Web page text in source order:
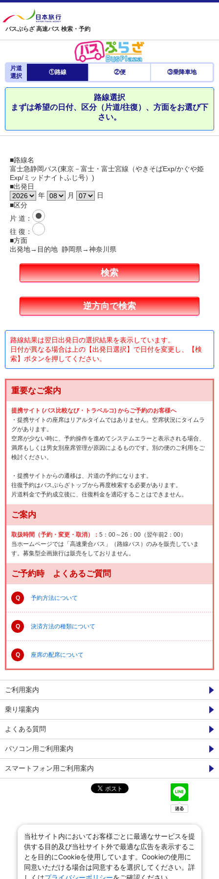
バスぷらざ 高速バス 検索・予約
片道
選択
①路線 ②便 ③乗降車地
路線選択
まずは希望の日付、区分（片道/往復）、方面をお選び下
さい。
■路線名
富士急静岡バス(東京－富士・富士宮線（やきそばExp/かぐや姫
Exp/ミッドナイトふじ号）)
■出発日
年
月
日
■区分
片 道 ：
往 復 ：
■方面
出発地→目的地 静岡県→神奈川県
路線結果は翌日出発日の選択結果を表示しています。
日付が異なる場合は上の【出発日選択】で日付を変更し、【検
索】ボタンを押してください。
重要なご案内
提携サイト (バス比較なび・トラベルコ) からご予約のお客様へ
・提携サイトの座席はリアルタイムではありません。空席状況にタイムラ
グがあります。
空席が少ない時に、予約操作を進めてシステムエラーと表示される場合、
満席もしくは男女別座席管理が原因によるものです。別の便のご利用をご
検討ください。
・提携サイトからの遷移は、片道の予約になります。
往復予約はバスぷらざトップから再度検索する必要があります。
片道料金で予約成立後に、往復料金を適応することはできません。
ご案内
取扱時間（予約・変更・取消）： 5：00～26：00（翌午前2：00）
当ホームページでは「高速乗合バス」（路線バス）のみを販売していま
す。募集型企画旅行は販売をしておりません。
ご予約時 よくあるご質問
Q 予約方法について
Q 決済方法の種類について
Q 座席の配席について
ご利用案内
乗り場案内
よくある質問
パソコン用ご利用案内
スマートフォン用ご利用案内
当社サイト内においてお客様ごとに最適なサービスを提
供する目的及び当社サイト外で最適な広告を表示するこ
とを目的にCookieを使用しています。Cookieの使用に
同意いただける場合は同意するを選択してください。詳
しくはプライバシーポリシーをご確認ください。